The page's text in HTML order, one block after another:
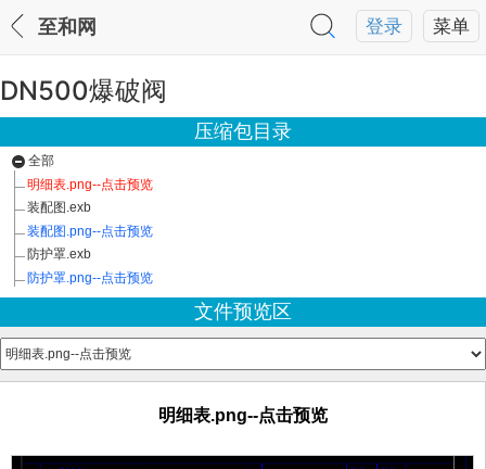
菜单
登录
至和网
DN500爆破阀
压缩包目录
全部
明细表.png--点击预览
装配图.exb
装配图.png--点击预览
防护罩.exb
防护罩.png--点击预览
文件预览区
明细表.png--点击预览